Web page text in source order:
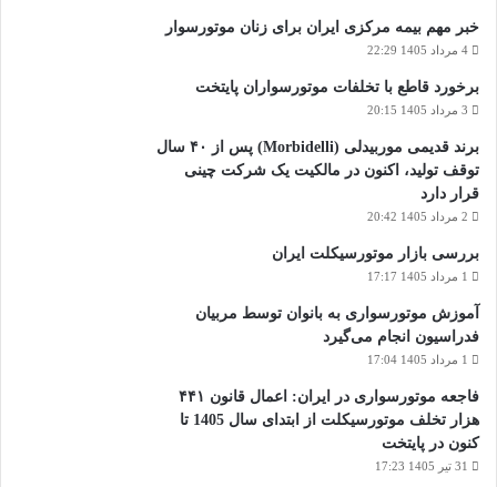
خبر مهم بیمه مرکزی ایران برای زنان موتورسوار
4 مرداد 1405 22:29
برخورد قاطع با تخلفات موتورسواران پایتخت
3 مرداد 1405 20:15
برند قدیمی موربیدلی (Morbidelli) پس از ۴۰ سال
توقف تولید، اکنون در مالکیت یک شرکت چینی
قرار دارد
2 مرداد 1405 20:42
بررسی بازار موتورسیکلت ایران
1 مرداد 1405 17:17
آموزش موتورسواری به بانوان توسط مربیان
فدراسیون انجام می‌گیرد
1 مرداد 1405 17:04
فاجعه موتورسواری در ایران: اعمال قانون ۴۴۱
هزار تخلف موتورسیکلت از ابتدای سال 1405 تا
کنون در پایتخت
31 تیر 1405 17:23